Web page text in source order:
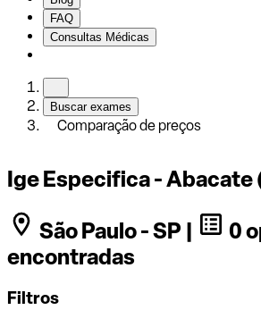
FAQ
Consultas Médicas
Buscar exames
Comparação de preços
Ige Especifica - Abacate
São Paulo - SP |
0
encontradas
Filtros